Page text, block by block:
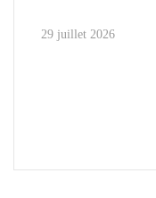
29 juillet 2026